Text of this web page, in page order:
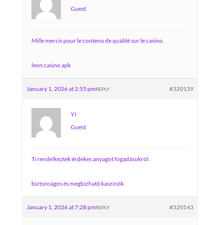
Guest
Mille mercis pour le contenu de qualité sur le casino.
leon casino apk
January 1, 2026 at 2:55 pm #320139
REPLY
YI
Guest
Ti rendelkeztek érdekes anyagot fogadásokról.
biztonságos és megbízható kaszinók
January 1, 2026 at 7:28 pm #320143
REPLY